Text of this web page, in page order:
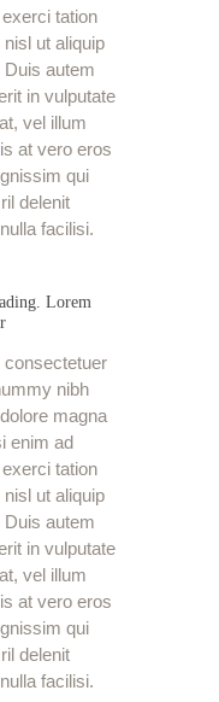
tation
ut aliquip
autem
in vulputate
vel illum
at vero eros
qui
delenit
facilisi.
Lorem
consectetuer
nibh
magna
enim ad
tation
ut aliquip
autem
in vulputate
vel illum
at vero eros
qui
delenit
facilisi.